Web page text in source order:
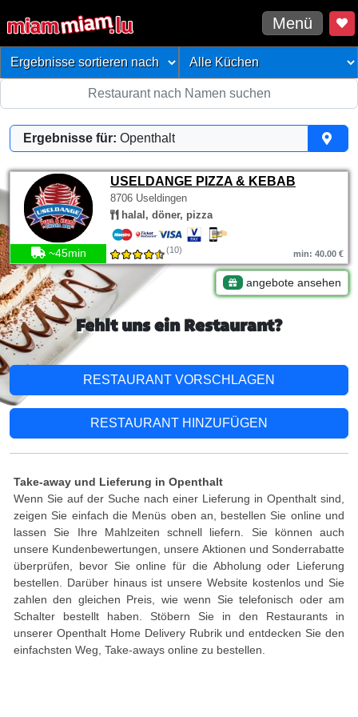
Menü
Ergebnisse für: Openthalt
USELDANGE PIZZA & KEBAB
8706 Useldingen
halal, döner, pizza
~45min (10) min: 40.00 €
angebote ansehen
Fehlt uns ein Restaurant?
RESTAURANT VORSCHLAGEN
RESTAURANT HINZUFÜGEN
Take-away und Lieferung in Openthalt
Wenn Sie auf der Suche nach einer Lieferung in Openthalt sind,
zeigen Sie einfach die Menüs oben an, bestellen Sie online und
lassen Sie Ihre Mahlzeiten schnell liefern. Sie können auch
unsere Kundenbewertungen, unsere Aktionen und Sonderrabatte
überprüfen, bevor Sie online für die Abholung oder Lieferung
bestellen. Darüber hinaus ist unsere Website kostenlos und Sie
zahlen den gleichen Preis, wie wenn Sie telefonisch oder am
Schalter bestellt haben. Stöbern Sie in den Restaurants in
unserer Openthalt Home Delivery Rubrik und entdecken Sie den
einfachsten Weg, Take-aways online zu bestellen.